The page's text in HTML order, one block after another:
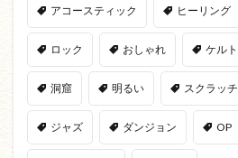
アコースティック ヒーリング
ロック おしゃれ ケルト
洞窟 明るい スクラッチ
ジャズ ダンジョン OP